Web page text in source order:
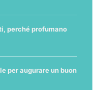
perché profumano
per augurare un buon